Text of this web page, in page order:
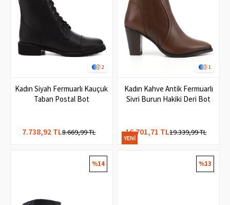
2
Kadın Siyah Fermuarlı Kauçuk
Taban Postal Bot
7.738,92 TL8.669,99 TL
1
Kadın Kahve Antik Fermuarlı
Sivri Burun Hakiki Deri Bot
16.701,71 TL19.339,99 TL
YENI
%14 %13